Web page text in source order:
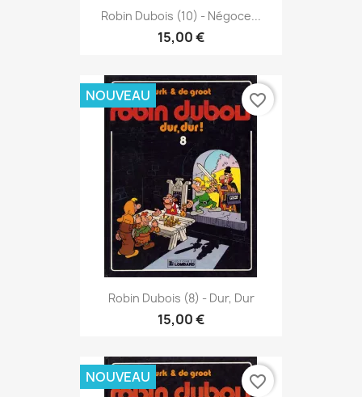
Robin Dubois (10) - Négoce...
15,00 €
Robin Dubois (8) - Dur, Dur
15,00 €
NOUVEAU favorite_border
NOUVEAU favorite_border